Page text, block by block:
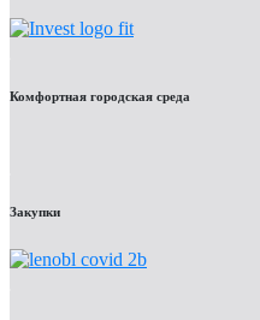
Комфортная городская среда
Закупки